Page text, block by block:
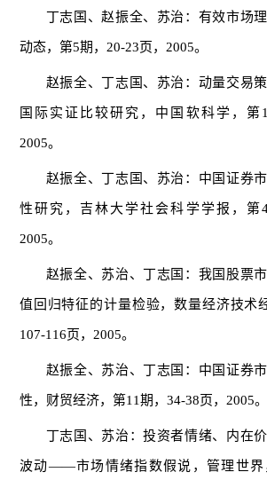
丁志国、赵振全、苏治：有效市场
动态，第5期，20-23页，2005。
赵振全、丁志国、苏治：动量交易
国际实证比较研究，中国软科学，第1
2005。
赵振全、丁志国、苏治：中国证券
性研究，吉林大学社会科学学报，第4
2005。
赵振全、苏治、丁志国：我国股票
值回归特征的计量检验，数量经济技术
107-116页，2005。
赵振全、苏治、丁志国：中国证券
性，财贸经济，第11期，34-38页，2005。
丁志国、苏治：投资者情绪、内在
波动——市场情绪指数假说，管理世界